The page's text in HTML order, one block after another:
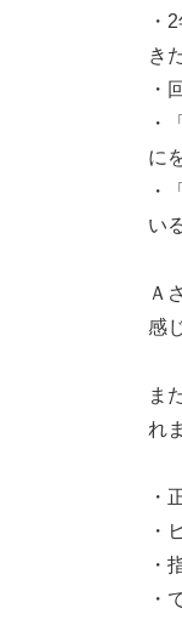
・
き
・
・
に
・
い
Ａ
感
ま
れ
・
・
・
・